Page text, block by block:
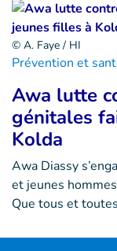
© A. Faye / HI
Prévention et
Awa lutte
génitales
Kolda
Awa Diassy
et jeunes
Que tous et